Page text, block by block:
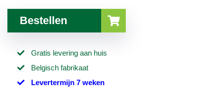
Bestellen
Gratis levering aan huis
Belgisch fabrikaat
Levertermijn 7 weken